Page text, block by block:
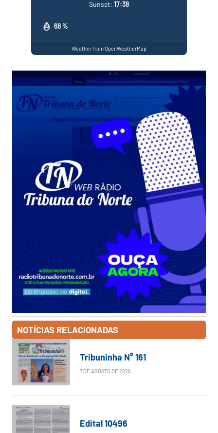
68 %
Sunset: 17:38
Weather from OpenWeatherMap
NOTÍCIAS RELACIONADAS
Tribuninha N° 161
7 DE AGOSTO DE 2026
Edital 10496